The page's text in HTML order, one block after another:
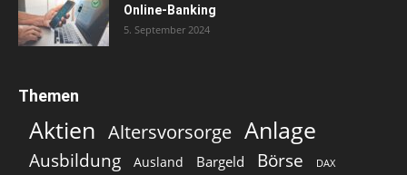
Online-Banking
5. September 2024
Themen
Aktien Altersvorsorge Anlage
Ausbildung Ausland Bargeld Börse DAX